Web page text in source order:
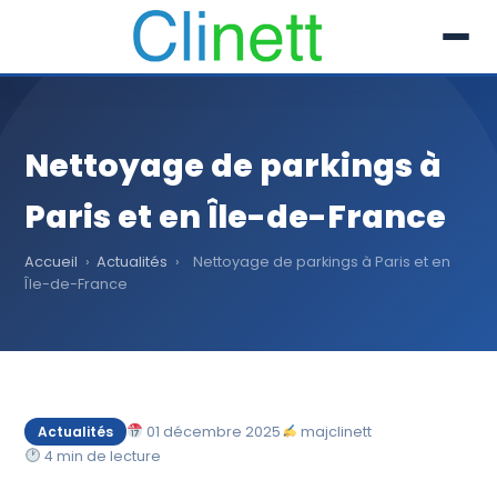
Prestations
Références
Secteur
01 30 51 04 09
Nettoyage de parkings à
Paris et en Île-de-France
Accueil › Actualités ›
Nettoyage de parkings à Paris et en
Île-de-France
Actualités 01 décembre 2025
majclinett
4 min de lecture